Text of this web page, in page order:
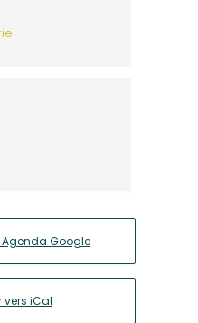
Google
vers iCal